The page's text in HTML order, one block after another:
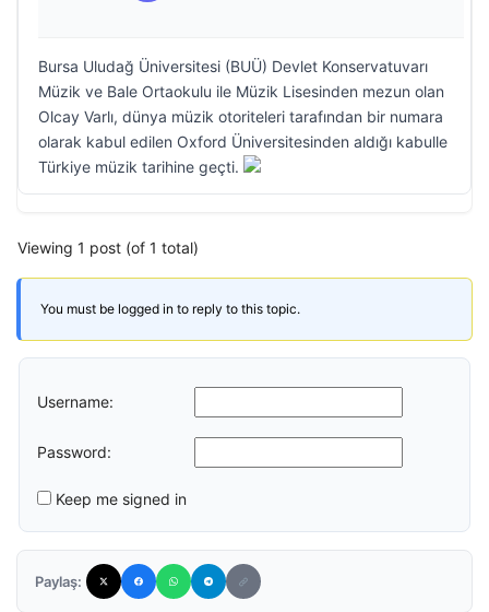
Bursa Uludağ Üniversitesi (BUÜ) Devlet Konservatuvarı
Müzik ve Bale Ortaokulu ile Müzik Lisesinden mezun olan
Olcay Varlı, dünya müzik otoriteleri tarafından bir numara
olarak kabul edilen Oxford Üniversitesinden aldığı kabulle
Türkiye müzik tarihine geçti.
Viewing 1 post (of 1 total)
You must be logged in to reply to this topic.
Username:
Password:
Keep me signed in
Paylaş: